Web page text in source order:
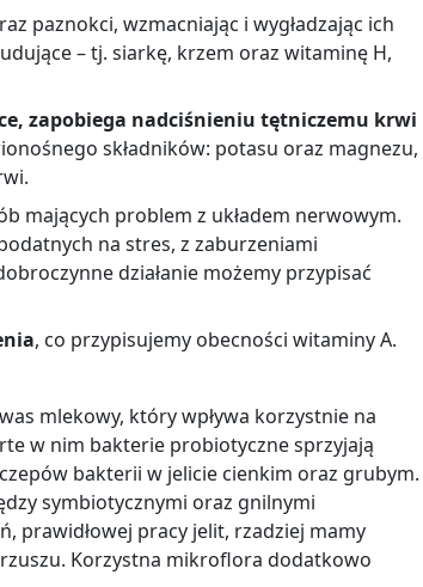
paznokci, wzmacniając i wygładzając ich
– tj. siarkę, krzem oraz witaminę H,
zapobiega nadciśnieniu tętniczemu krwi
składników: potasu oraz magnezu,
mających problem z układem nerwowym.
na stres, z zaburzeniami
działanie możemy przypisać
, co przypisujemy obecności witaminy A.
mlekowy, który wpływa korzystnie na
w nim bakterie probiotyczne sprzyjają
bakterii w jelicie cienkim oraz grubym.
symbiotycznymi oraz gnilnymi
prawidłowej pracy jelit, rzadziej mamy
Korzystna mikroflora dodatkowo